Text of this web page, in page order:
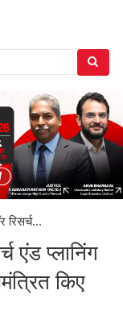
रिसर्च...
एंड प्लानिंग
किए